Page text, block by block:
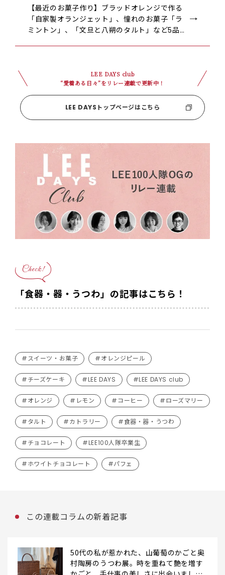
【最近のお菓子作り】ブラッドオレンジで作る
「自家製オランジェット」、憧れのお菓子「ラ
ミントン」、「文旦と八朔のタルト」など5品を
LEE DAYS club
“愛着ある日々”をリレー連載で更新中！
LEE DAYSトップページはこちら
Check!
「食器・器・うつわ」の記事はこちら！
#スイーツ・お菓子 #オレンジピール
#チーズケーキ #LEE DAYS #LEE DAYS club
#オレンジ #レモン #コーヒー #ローズマリー
#タルト #カトラリー #食器・器・うつわ
#チョコレート #LEE100人隊卒業生
#ホワイトチョコレート #パフェ
この連載コラムの新着記事
50代の私が惹かれた、山葡萄のかごと奥
村陶房のうつわ展。時を重ねて艶を増す